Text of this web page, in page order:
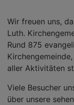
Wir freuen uns,
Luth.
Rund 875
aller Aktivitäten
Viele Besucher
über unsere